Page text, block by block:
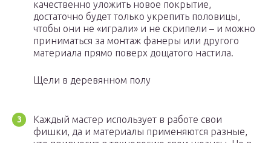
качественно уложить новое покрытие,
достаточно будет только укрепить половицы,
чтобы они не «играли» и не скрипели – и можно
приниматься за монтаж фанеры или другого
материала прямо поверх дощатого настила.
Щели в деревянном полу
Каждый мастер использует в работе свои
фишки, да и материалы применяются разные,